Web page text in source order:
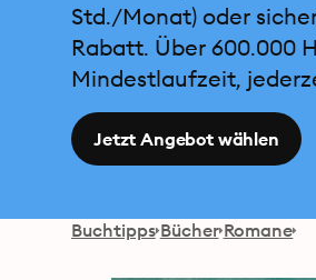
Std./Monat) oder
Rabatt. Über 600.000
Mindestlaufzeit,
Jetzt Angebot wählen
Buchtipps Bücher Romane